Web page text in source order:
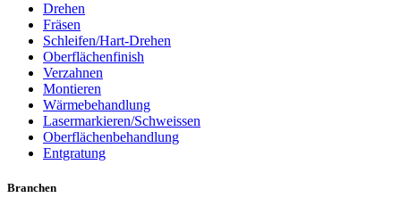
Drehen
Fräsen
Schleifen/Hart-Drehen
Oberflächenfinish
Verzahnen
Montieren
Wärmebehandlung
Lasermarkieren/Schweissen
Oberflächenbehandlung
Entgratung
Branchen